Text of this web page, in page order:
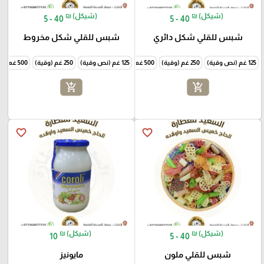
5 - 40 ₪ (شيكل)
شبس للقلي شكل دائري
125 غم (نص وقية) 250 غم (وقية) 500 غم (نص كيلو) 1000 غم (كيلو)
add_shopping_cart
5 - 40 ₪ (شيكل)
شبس للقلي شكل مخروط
125 غم (نص وقية) 250 غم (وقية) 500 غم (نص كيلو)
add_shopping_cart
favorite_border
5 - 40 ₪ (شيكل)
شبس للقلي ملون
favorite_border
10 ₪ (شيكل)
مايونيز